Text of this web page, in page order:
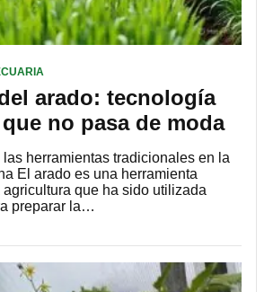
arado: tecnología
no pasa de moda
las herramientas tradicionales en la
El arado es una herramienta
que ha sido utilizada
preparar la…